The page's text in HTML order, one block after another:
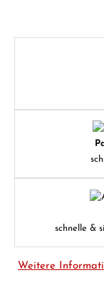
schnelle &
Weitere